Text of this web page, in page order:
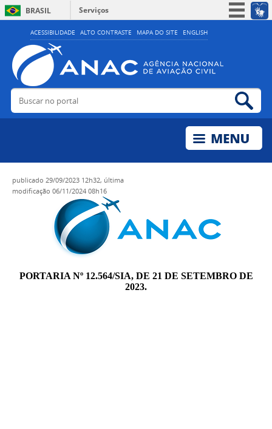
ACESSIBILIDADE ALTO CONTRASTE MAPA DO SITE ENGLISH
BRASIL
Serviços
Simplifique!
Acesso à informação
Legislação
Buscar no portal
publicado 29/09/2023 12h32, última
modificação 06/11/2024 08h16
PORTARIA Nº 12.564/SIA, DE 21 DE SETEMBRO DE
2023.